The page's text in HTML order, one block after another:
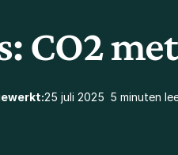
CO2
25 juli 2025 5 minuten